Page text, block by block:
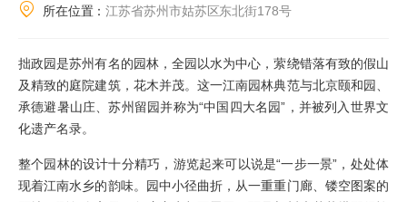
所在位置：江苏省苏州市姑苏区东北街178号
拙政园是苏州有名的园林，全园以水为中心，萦绕错落有致的假山
及精致的庭院建筑，花木并茂。这一江南园林典范与北京颐和园、
承德避暑山庄、苏州留园并称为“中国四大名园”，并被列入世界文
化遗产名录。
整个园林的设计十分精巧，游览起来可以说是“一步一景”，处处体
现着江南水乡的韵味。园中小径曲折，从一重重门廊、镂空图案的